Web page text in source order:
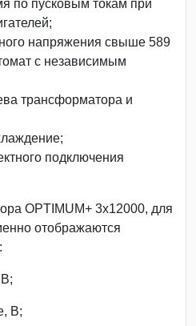
по пусковым токам при
напряжения свыше 589
с независимым
трансформатора и
подключения
OPTIMUM+ 3х12000, для
отображаются
В;